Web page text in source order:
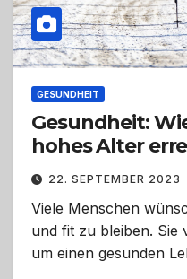
GESUNDHEIT
Gesundheit:
hohes Alter
22. SEPTEMBER 2023
Viele Menschen
und fit zu bleiben. Sie
um einen gesunden